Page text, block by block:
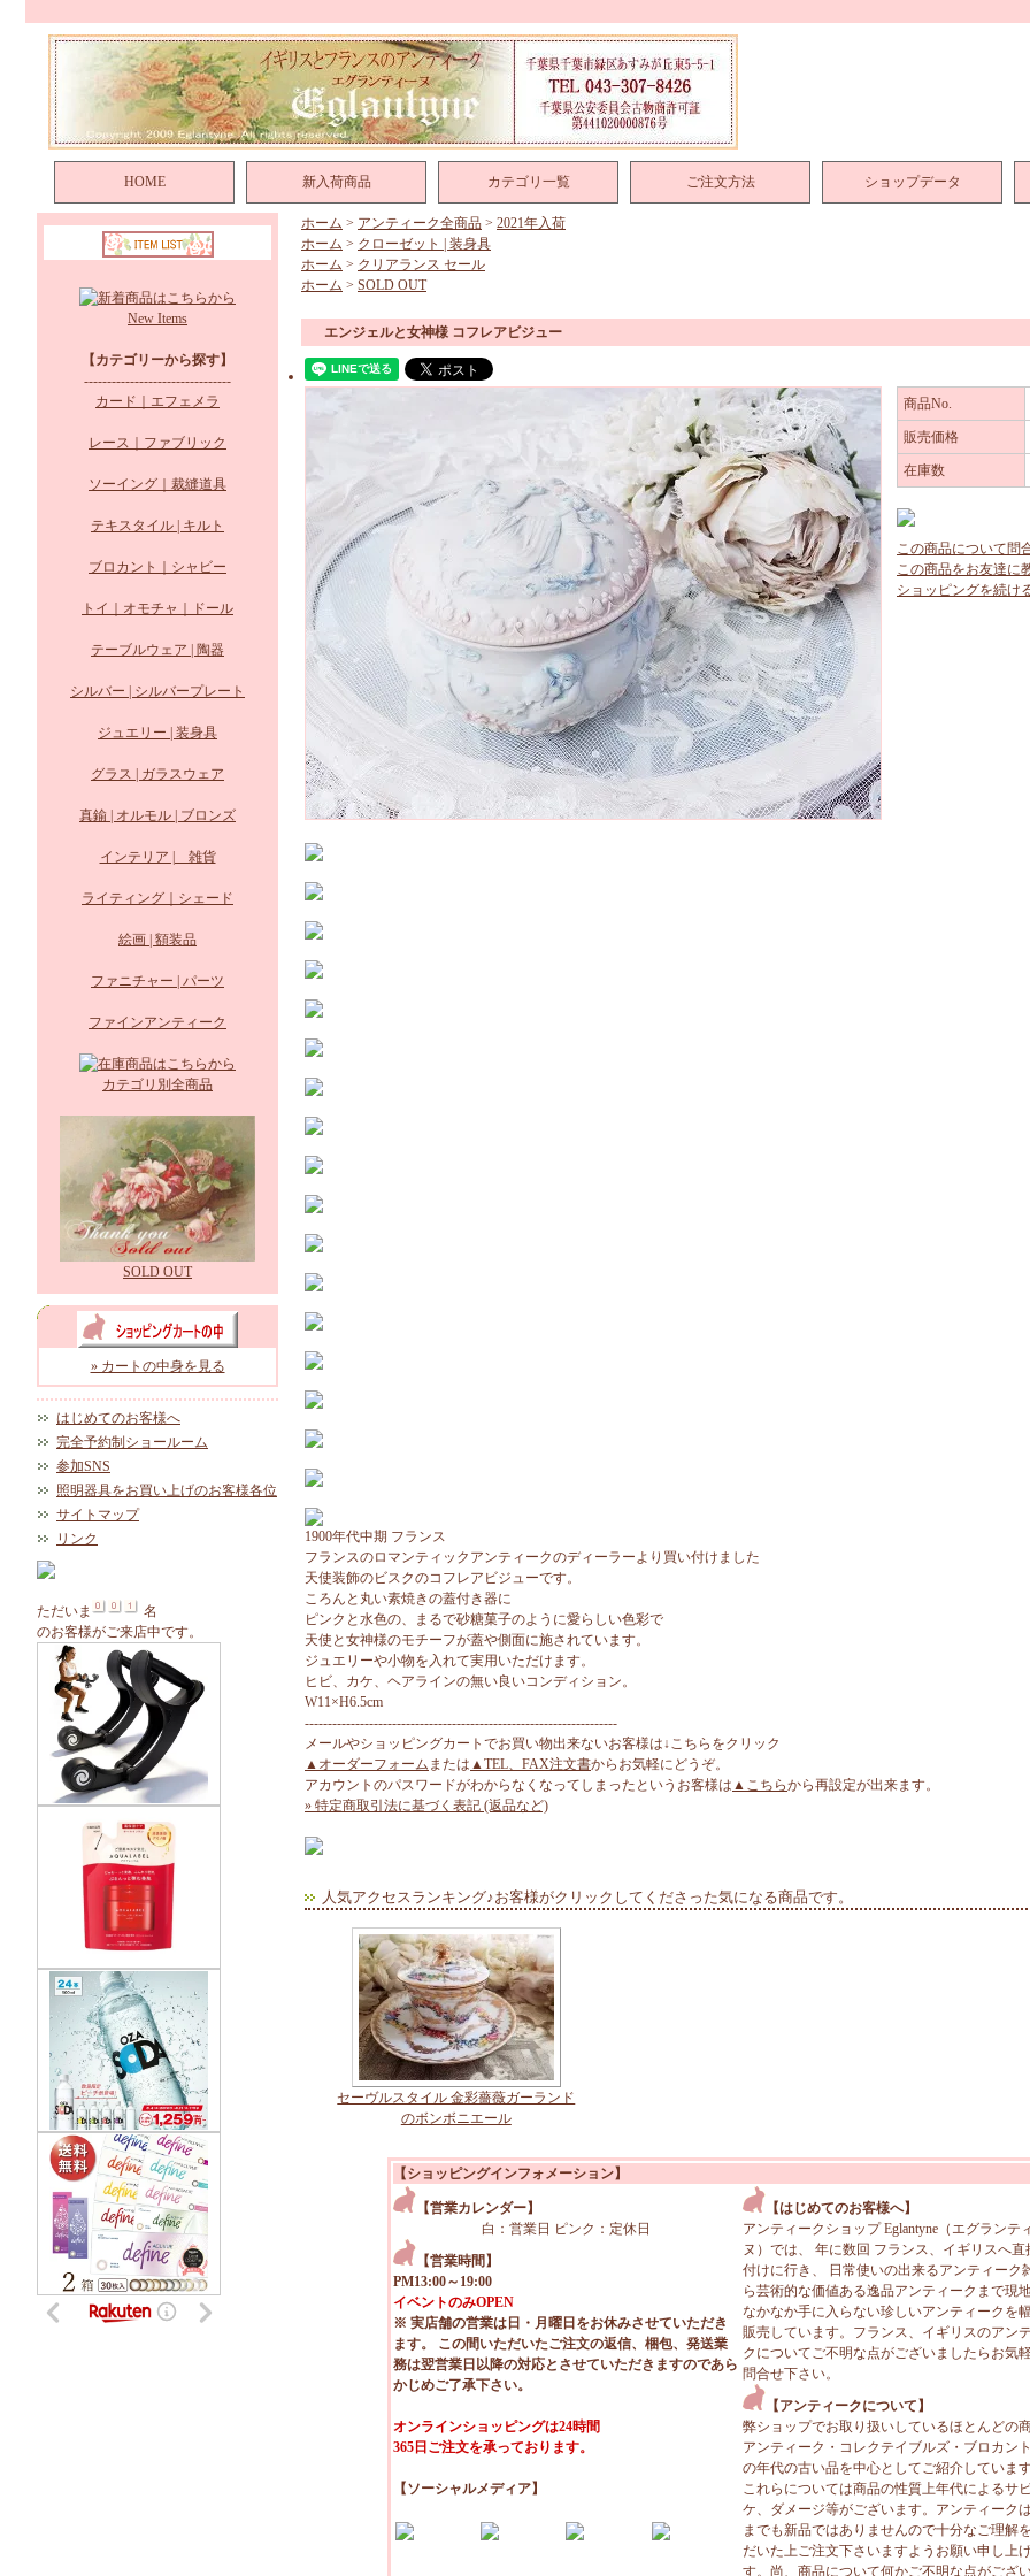
HOME 新入荷商品 カテゴリ一覧 ご注文方法 ショップデータ
New Items
【カテゴリーから探す】
--------------------------------
カード｜エフェメラ
レース｜ファブリック
ソーイング｜裁縫道具
テキスタイル | キルト
ブロカント｜シャビー
トイ｜オモチャ｜ドール
テーブルウェア | 陶器
シルバー | シルバープレート
ジュエリー | 装身具
グラス | ガラスウェア
真鍮 | オルモル | ブロンズ
インテリア | 雑貨
ライティング｜シェード
絵画 | 額装品
ファニチャー | パーツ
ファインアンティーク
カテゴリ別全商品
SOLD OUT
» カートの中身を見る
はじめてのお客様へ
完全予約制ショールーム
参加SNS
照明器具をお買い上げのお客様各位
サイトマップ
リンク
ただいま
名
のお客様がご来店中です。
ホーム > アンティーク全商品 > 2021年入荷
ホーム > クローゼット | 装身具
ホーム > クリアランス セール
ホーム > SOLD OUT
エンジェルと女神様 コフレアビジュー
商品No.
販売価格
在庫数
この商品について問
この商品をお友達に
ショッピングを続け
1900年代中期 フランス
フランスのロマンティックアンティークのディーラーより買い付けました
天使装飾のビスクのコフレアビジューです。
ころんと丸い素焼きの蓋付き器に
ピンクと水色の、まるで砂糖菓子のように愛らしい色彩で
天使と女神様のモチーフが蓋や側面に施されています。
ジュエリーや小物を入れて実用いただけます。
ヒビ、カケ、ヘアラインの無い良いコンディション。
W11×H6.5cm
--------------------------------------------------------------------
メールやショッピングカートでお買い物出来ないお客様は↓こちらをクリック
▲オーダーフォーム または ▲TEL、FAX注文書からお気軽にどうぞ。
アカウントのパスワードがわからなくなってしまったというお客様は ▲こちらから再設定が出来ます。
» 特定商取引法に基づく表記 (返品など)
人気アクセスランキング♪お客様がクリックしてくださった気になる商品です。
セーヴルスタイル 金彩薔薇ガーランド
のボンボニエール
【ショッピングインフォメーション】
【営業カレンダー】
白：営業日 ピンク：定休日
【営業時間】
PM13:00～19:00
イベントのみOPEN
※ 実店舗の営業は日・月曜日をお休みさせていただき
ます。 この間いただいたご注文の返信、梱包、発送業
務は翌営業日以降の対応とさせていただきますのであら
かじめご了承下さい。
オンラインショッピングは24時間
365日ご注文を承っております。
【ソーシャルメディア】
【はじめてのお客様へ】
アンティークショップ Eglantyne（エグランテ
ヌ）では、 年に数回 フランス、イギリスへ直
付けに行き、 日常使いの出来るアンティーク
ら芸術的な価値ある逸品アンティークまで現
なかなか手に入らない珍しいアンティークを
販売しています。フランス、イギリスのアン
クについてご不明な点がございましたらお気
問合せ下さい。
【アンティークについて】
弊ショップでお取り扱いしているほとんどの
アンティーク・コレクテイブルズ・ブロカン
の年代の古い品を中心としてご紹介しています
これらについては商品の性質上年代によるサ
ケ、ダメージ等がございます。アンティーク
までも新品ではありませんので十分なご理解
だいた上ご注文下さいますようお願い申し上
す。尚、商品について何かご不明な点がござ